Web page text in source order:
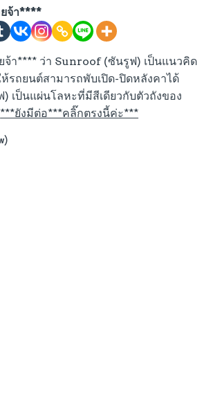
จ้า****
า**** ว่า Sunroof (ซันรูฟ) เป็นแนวคิด
รถยนต์สามารถพับเปิด-ปิดหลังคาได้
เป็นแผ่นโลหะที่มีสีเดียวกับตัวถังของ
ยังมีต่อ***คลิ๊กตรงนี้ค่ะ***
)